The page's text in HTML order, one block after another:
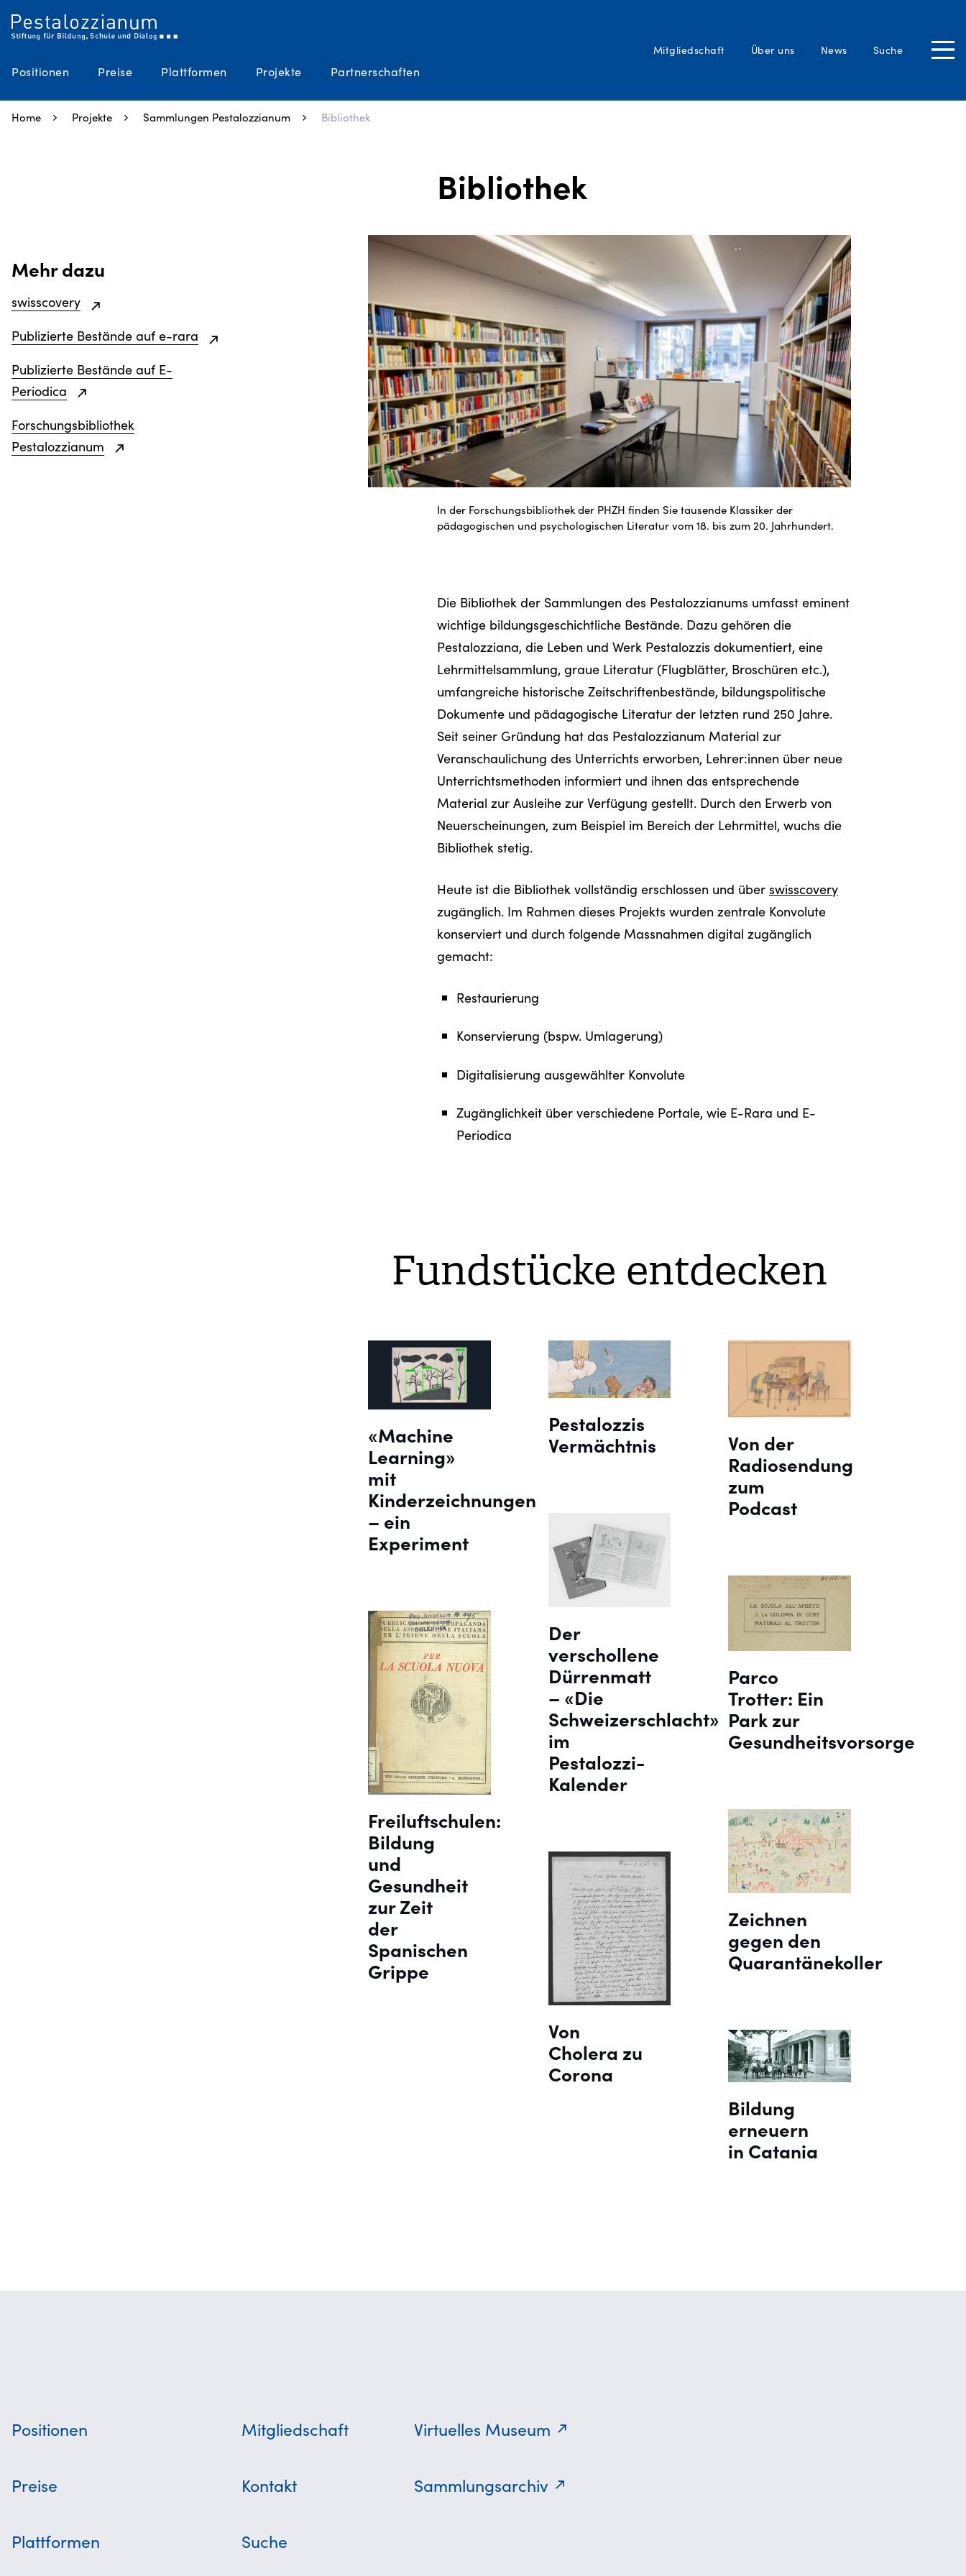
Positionen Preise Plattformen Projekte Partnerschaften
Mitgliedschaft Über uns News SucheClose
Home Projekte Sammlungen Pestalozzianum Bibliothek
Bibliothek
In der Forschungsbibliothek der PHZH finden Sie tausende Klassiker der
pädagogischen und psychologischen Literatur vom 18. bis zum 20. Jahrhundert.
Die Bibliothek der Sammlungen des Pestalozzianums umfasst eminent
wichtige bildungsgeschichtliche Bestände. Dazu gehören die
Pestalozziana, die Leben und Werk Pestalozzis dokumentiert, eine
Lehrmittelsammlung, graue Literatur (Flugblätter, Broschüren etc.),
umfangreiche historische Zeitschriftenbestände, bildungspolitische
Dokumente und pädagogische Literatur der letzten rund 250 Jahre.
Seit seiner Gründung hat das Pestalozzianum Material zur
Veranschaulichung des Unterrichts erworben, Lehrer:innen über neue
Unterrichtsmethoden informiert und ihnen das entsprechende
Material zur Ausleihe zur Verfügung gestellt. Durch den Erwerb von
Neuerscheinungen, zum Beispiel im Bereich der Lehrmittel, wuchs die
Bibliothek stetig.
Heute ist die Bibliothek vollständig erschlossen und über swisscovery
zugänglich. Im Rahmen dieses Projekts wurden zentrale Konvolute
konserviert und durch folgende Massnahmen digital zugänglich
gemacht:
Restaurierung
Konservierung (bspw. Umlagerung)
Digitalisierung ausgewählter Konvolute
Zugänglichkeit über verschiedene Portale, wie E-Rara und E-
Periodica
Mehr dazu
swisscovery
Publizierte Bestände auf e-rara
Publizierte Bestände auf E-
Periodica
Forschungsbibliothek
Pestalozzianum
Fundstücke entdecken
«Machine
Learning»
mit
Kinderzeichnungen
– ein
Experiment
Pestalozzis
Vermächtnis
Von der
Radiosendung
zum
Podcast
Der
verschollene
Dürrenmatt
– «Die
Schweizerschlacht»
im
Pestalozzi-
Kalender
Parco
Trotter: Ein
Park zur
Gesundheitsvorsorge
Freiluftschulen:
Bildung
und
Gesundheit
zur Zeit
der
Spanischen
Grippe
Zeichnen
gegen den
Quarantänekoller
Von
Cholera zu
Corona
Bildung
erneuern
in Catania
Positionen
Preise
Plattformen
Mitgliedschaft
Kontakt
Suche
Virtuelles Museum
Sammlungsarchiv